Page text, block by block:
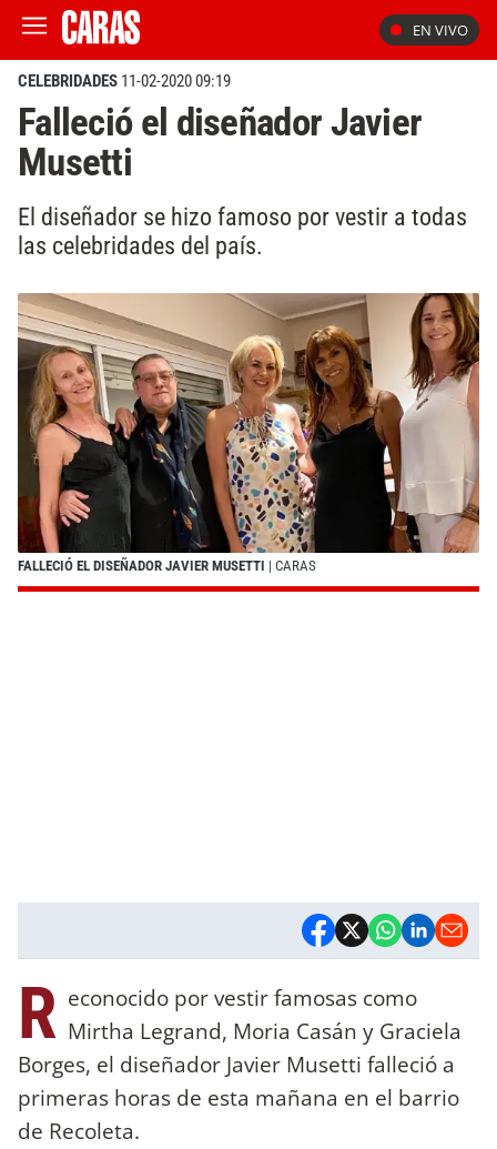
EN VIVO
CELEBRIDADES 11-02-2020 09:19
Falleció el diseñador Javier
Musetti
El diseñador se hizo famoso por vestir a todas
las celebridades del país.
FALLECIÓ EL DISEÑADOR JAVIER MUSETTI | CARAS
R econocido por vestir famosas como
Mirtha Legrand, Moria Casán y Graciela
Borges, el diseñador Javier Musetti falleció a
primeras horas de esta mañana en el barrio
de Recoleta.